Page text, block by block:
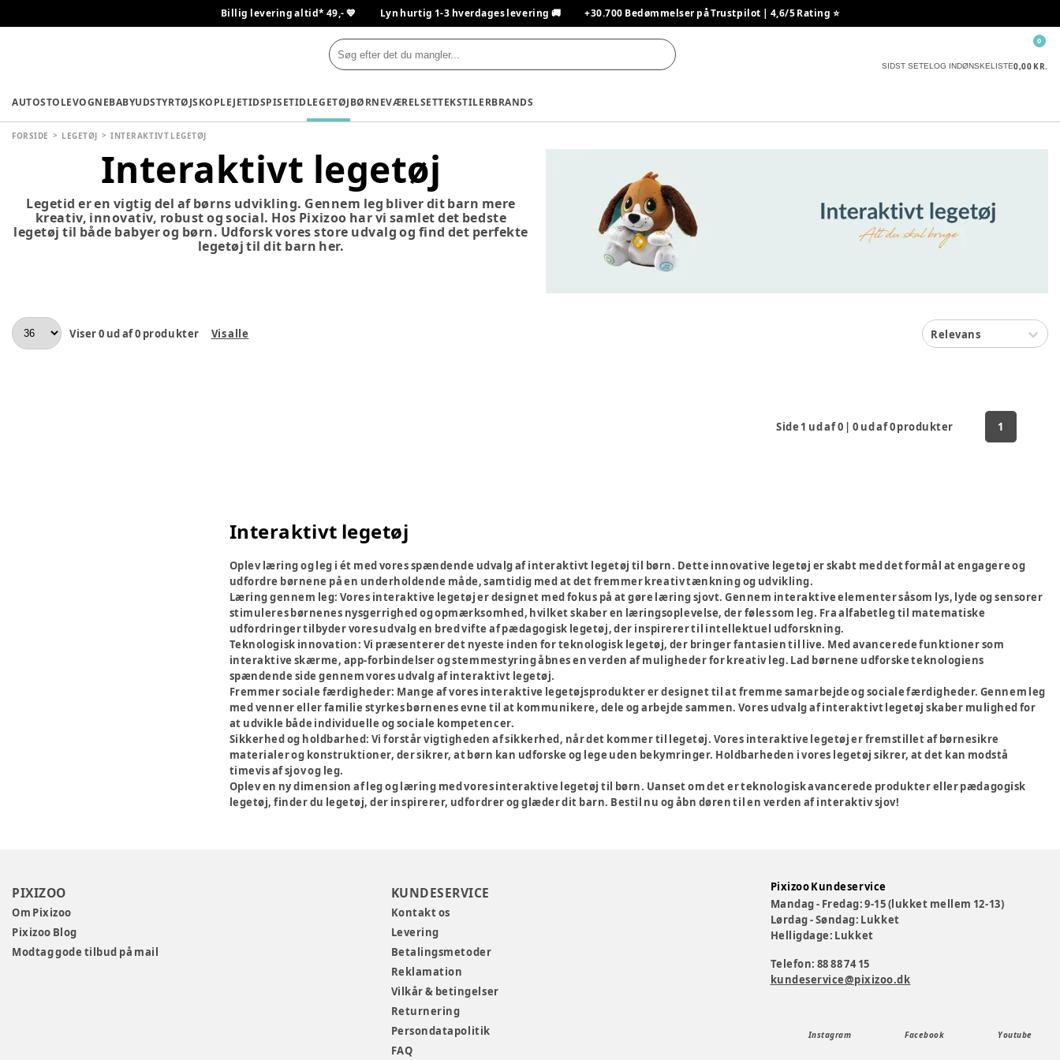
Billig levering altid* 49,- 💙 Lyn hurtig 1-3 hverdages levering 🚚 +30.700 Bedømmelser på Trustpilot | 4,6/5 Rating ⭐️
SIDST SETELOG INDØNSKELISTE0,00 KR.
0
AUTOSTOLEVOGNEBABYUDSTYRTØJSKOPLEJETIDSPISETIDLEGETØJBØRNEVÆRELSETTEKSTILERBRANDS
FORSIDE LEGETØJ INTERAKTIVT LEGETØJ
Interaktivt legetøj
Legetid er en vigtig del af børns udvikling. Gennem leg bliver dit barn mere
kreativ, innovativ, robust og social. Hos Pixizoo har vi samlet det bedste
legetøj til både babyer og børn. Udforsk vores store udvalg og find det perfekte
legetøj til dit barn her.
Viser0 ud af0 produkter Vis alle Relevans
Side 1 ud af0 |0 ud af0produkter 1
Interaktivt legetøj
Oplev læring og leg i ét med vores spændende udvalg af interaktivt legetøj til børn. Dette innovative legetøj er skabt med det formål at engagere og
udfordre børnene på en underholdende måde, samtidig med at det fremmer kreativ tænkning og udvikling.
Læring gennem leg: Vores interaktive legetøj er designet med fokus på at gøre læring sjovt. Gennem interaktive elementer såsom lys, lyde og sensorer
stimuleres børnenes nysgerrighed og opmærksomhed, hvilket skaber en læringsoplevelse, der føles som leg. Fra alfabetleg til matematiske
udfordringer tilbyder vores udvalg en bred vifte af pædagogisk legetøj, der inspirerer til intellektuel udforskning.
Teknologisk innovation: Vi præsenterer det nyeste inden for teknologisk legetøj, der bringer fantasien til live. Med avancerede funktioner som
interaktive skærme, app-forbindelser og stemmestyring åbnes en verden af muligheder for kreativ leg. Lad børnene udforske teknologiens
spændende side gennem vores udvalg af interaktivt legetøj.
Fremmer sociale færdigheder: Mange af vores interaktive legetøjsprodukter er designet til at fremme samarbejde og sociale færdigheder. Gennem leg
med venner eller familie styrkes børnenes evne til at kommunikere, dele og arbejde sammen. Vores udvalg af interaktivt legetøj skaber mulighed for
at udvikle både individuelle og sociale kompetencer.
Sikkerhed og holdbarhed: Vi forstår vigtigheden af sikkerhed, når det kommer til legetøj. Vores interaktive legetøj er fremstillet af børnesikre
materialer og konstruktioner, der sikrer, at børn kan udforske og lege uden bekymringer. Holdbarheden i vores legetøj sikrer, at det kan modstå
timevis af sjov og leg.
Oplev en ny dimension af leg og læring med vores interaktive legetøj til børn. Uanset om det er teknologisk avancerede produkter eller pædagogisk
legetøj, finder du legetøj, der inspirerer, udfordrer og glæder dit barn. Bestil nu og åbn døren til en verden af interaktiv sjov!
PIXIZOO
Om Pixizoo
Pixizoo Blog
Modtag gode tilbud på mail
KUNDESERVICE
Kontakt os
Levering
Betalingsmetoder
Reklamation
Vilkår & betingelser
Returnering
Persondatapolitik
FAQ
Pixizoo Kundeservice
Mandag - Fredag: 9-15 (lukket mellem 12-13)
Lørdag - Søndag: Lukket
Helligdage: Lukket
Telefon: 88 88 74 15
kundeservice@pixizoo.dk
Instagram Facebook Youtube